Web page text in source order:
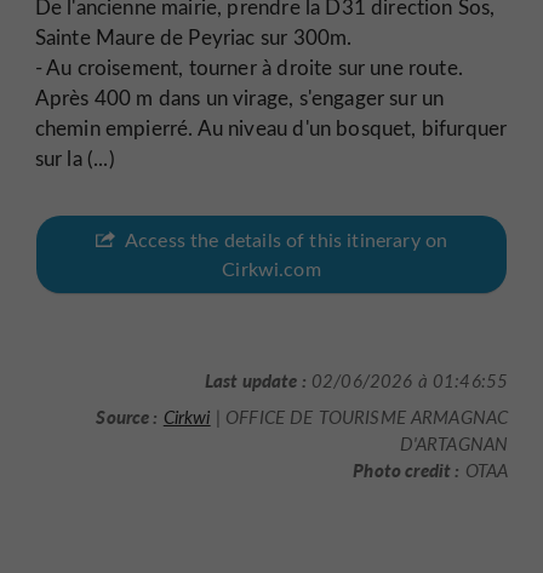
De l'ancienne mairie, prendre la D31 direction Sos,
Sainte Maure de Peyriac sur 300m.
- Au croisement, tourner à droite sur une route.
Après 400 m dans un virage, s'engager sur un
chemin empierré. Au niveau d'un bosquet, bifurquer
sur la (...)
Access the details of this itinerary on
Cirkwi.com
Last update : 02/06/2026 à 01:46:55
Source : Cirkwi | OFFICE DE TOURISME ARMAGNAC
D'ARTAGNAN
Photo credit : OTAA